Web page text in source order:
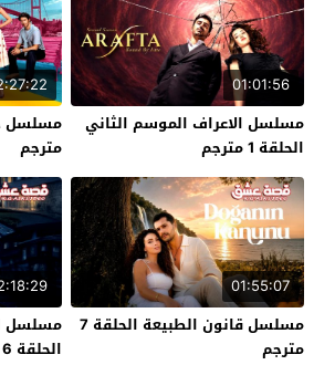
01:01:56
مسلسل الاعراف الموسم الثاني
الحلقة 1 مترجم
مترجم
01:55:07
مسلسل قانون الطبيعة الحلقة 7
مترجم
مسلسل
الحلقة 6 مترجم